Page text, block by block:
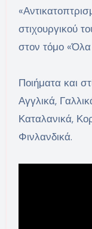
στιχουργικού
στον τόμο «Όλα
Ποιήματα και
Αγγλικά,
Καταλανικά,
Φινλανδικά.